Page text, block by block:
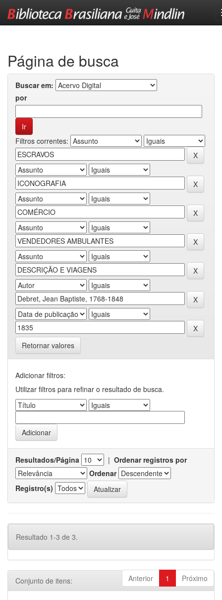
Página de busca
Buscar em:
por
Filtros correntes:
Retornar valores
Adicionar filtros:
Utilizar filtros para refinar o resultado de busca.
Resultados/Página | Ordenar registros por
Ordenar
Registro(s)
Resultado 1-3 de 3.
Anterior 1 Próximo
Conjunto de itens: